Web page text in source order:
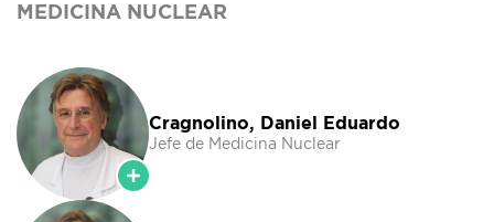
MEDICINA NUCLEAR
Cragnolino, Daniel Eduardo
Jefe de Medicina Nuclear